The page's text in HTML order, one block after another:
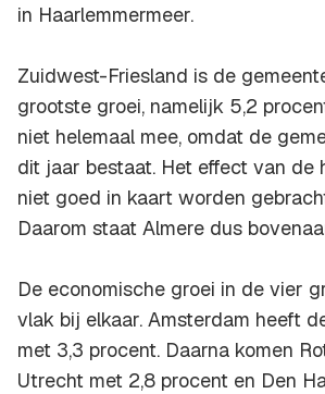
in Haarlemmermeer.
Zuidwest-Friesland is de
grootste groei, namelijk 5,2
niet helemaal mee, omdat de
dit jaar bestaat. Het effect van de
niet goed in kaart worden
Daarom staat Almere dus
De economische groei in de vier
vlak bij elkaar. Amsterdam heeft
met 3,3 procent. Daarna komen
Utrecht met 2,8 procent en Den